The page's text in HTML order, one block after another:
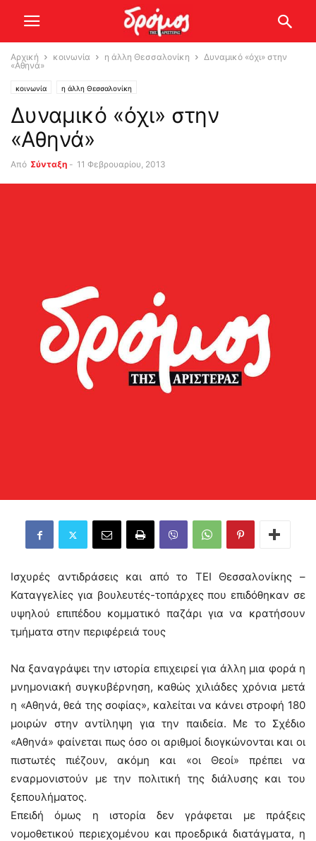
Αρχική κοινωνία η άλλη Θεσσαλονίκη
Δυναμικό «όχι» στην
«Αθηνά»
κοινωνία η άλλη Θεσσαλονίκη
Δυναμικό «όχι» στην
«Αθηνά»
Από Σύνταξη - 11 Φεβρουαρίου, 2013
Ισχυρές αντιδράσεις και από το ΤΕΙ Θεσσαλονίκης –
Καταγγελίες για βουλευτές-τοπάρχες που επιδόθηκαν σε
υψηλού επιπέδου κομματικό παζάρι για να κρατήσουν
τμήματα στην περιφέρειά τους
Να ξαναγράψει την ιστορία επιχειρεί για άλλη μια φορά η
μνημονιακή συγκυβέρνηση, καθώς χιλιάδες χρόνια μετά
η «Αθηνά, θεά της σοφίας», καλείται να κάνει στροφή 180
μοιρών στην αντίληψη για την παιδεία. Με το Σχέδιο
«Αθηνά» φαίνεται πως όσο οι αριθμοί διογκώνονται και οι
πιστωτές πιέζουν, ακόμη και «οι Θεοί» πρέπει να
εναρμονιστούν με την πολιτική της διάλυσης και του
ξεπουλήματος.
Επειδή όμως η ιστορία δεν γράφεται με πράξεις
νομοθετικού περιεχομένου και προεδρικά διατάγματα, η